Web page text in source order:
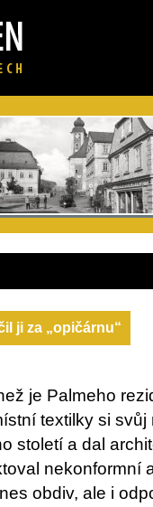
ji za „opičárnu“
je Palmeho
textilky si
století a dal
nekonformní
obdiv, ale i